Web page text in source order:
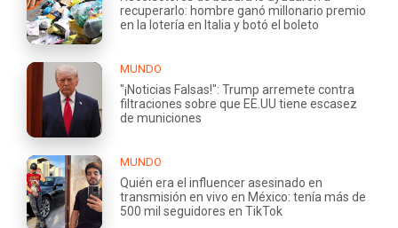
recuperarlo: hombre ganó millonario premio
en la lotería en Italia y botó el boleto
MUNDO
"¡Noticias Falsas!": Trump arremete contra
filtraciones sobre que EE.UU tiene escasez
de municiones
MUNDO
Quién era el influencer asesinado en
transmisión en vivo en México: tenía más de
500 mil seguidores en TikTok